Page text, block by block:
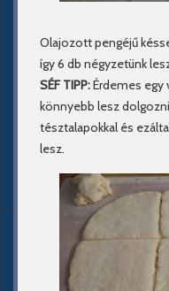
Olajozott pengéjű
így 6 db négyzetünk
SÉF TIPP:Érdemes
könnyebb lesz
tésztalapokkal és
lesz.